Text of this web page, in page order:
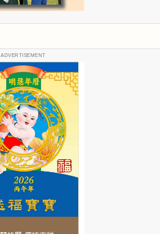
ADVERTISEMENT